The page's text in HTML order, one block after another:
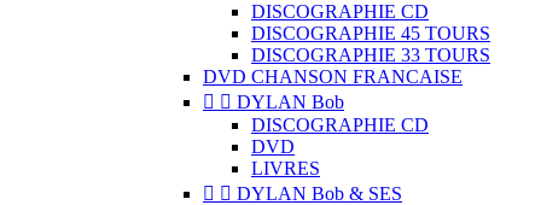
DISCOGRAPHIE CD
DISCOGRAPHIE 45 TOURS
DISCOGRAPHIE 33 TOURS
DVD CHANSON FRANCAISE
  DYLAN Bob
DISCOGRAPHIE CD
DVD
LIVRES
  DYLAN Bob & SES